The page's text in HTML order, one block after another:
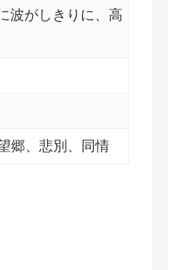
波がしきりに、高
郷、悲別、同情